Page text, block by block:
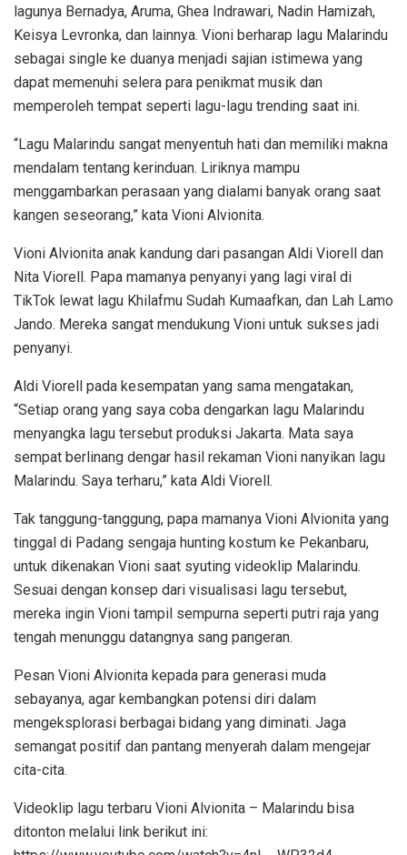
lagunya Bernadya, Aruma, Ghea Indrawari, Nadin Hamizah,
Keisya Levronka, dan lainnya. Vioni berharap lagu Malarindu
sebagai single ke duanya menjadi sajian istimewa yang
dapat memenuhi selera para penikmat musik dan
memperoleh tempat seperti lagu-lagu trending saat ini.
“Lagu Malarindu sangat menyentuh hati dan memiliki makna
mendalam tentang kerinduan. Liriknya mampu
menggambarkan perasaan yang dialami banyak orang saat
kangen seseorang,” kata Vioni Alvionita.
Vioni Alvionita anak kandung dari pasangan Aldi Viorell dan
Nita Viorell. Papa mamanya penyanyi yang lagi viral di
TikTok lewat lagu Khilafmu Sudah Kumaafkan, dan Lah Lamo
Jando. Mereka sangat mendukung Vioni untuk sukses jadi
penyanyi.
Aldi Viorell pada kesempatan yang sama mengatakan,
“Setiap orang yang saya coba dengarkan lagu Malarindu
menyangka lagu tersebut produksi Jakarta. Mata saya
sempat berlinang dengar hasil rekaman Vioni nanyikan lagu
Malarindu. Saya terharu,” kata Aldi Viorell.
Tak tanggung-tanggung, papa mamanya Vioni Alvionita yang
tinggal di Padang sengaja hunting kostum ke Pekanbaru,
untuk dikenakan Vioni saat syuting videoklip Malarindu.
Sesuai dengan konsep dari visualisasi lagu tersebut,
mereka ingin Vioni tampil sempurna seperti putri raja yang
tengah menunggu datangnya sang pangeran.
Pesan Vioni Alvionita kepada para generasi muda
sebayanya, agar kembangkan potensi diri dalam
mengeksplorasi berbagai bidang yang diminati. Jaga
semangat positif dan pantang menyerah dalam mengejar
cita-cita.
Videoklip lagu terbaru Vioni Alvionita – Malarindu bisa
ditonton melalui link berikut ini: